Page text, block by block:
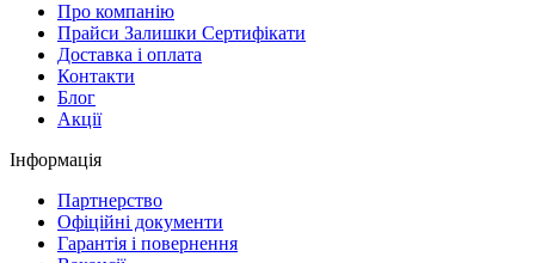
Про компанію
Прайси Залишки Сертифікати
Доставка і оплата
Контакти
Блог
Акції
Інформація
Партнерство
Офіційні документи
Гарантія і повернення